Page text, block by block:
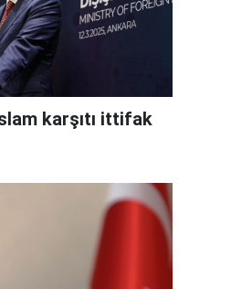
karşıtı ittifak